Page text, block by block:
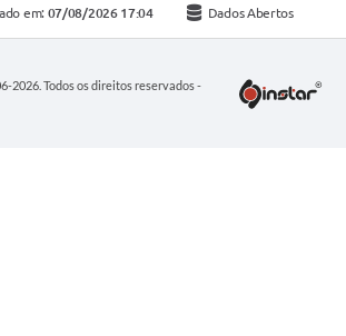
em: 07/08/2026 17:04 Dados Abertos
2026. Todos os direitos reservados -